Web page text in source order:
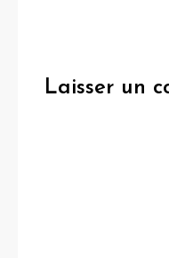
Laisser un